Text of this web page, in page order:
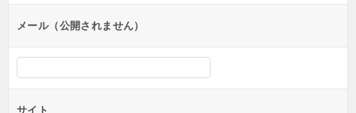
ンメール（公開されません）
サイト